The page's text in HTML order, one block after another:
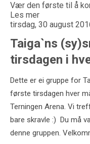
Vær den første til å
Les mer
tirsdag, 30 august
Taiga`ns
tirsdagen i
Dette er ei gruppe for
første tirsdagen hver
Terningen Arena. Vi
bare skravle :) Du må
denne gruppen.